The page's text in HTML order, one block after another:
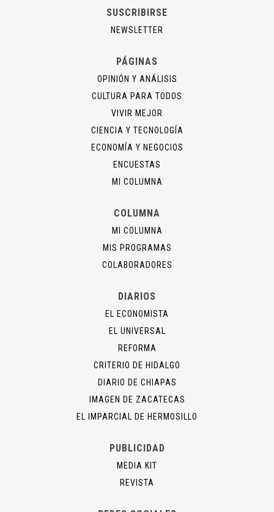
SUSCRIBIRSE
NEWSLETTER
PÁGINAS
OPINIÓN Y ANÁLISIS
CULTURA PARA TODOS
VIVIR MEJOR
CIENCIA Y TECNOLOGÍA
ECONOMÍA Y NEGOCIOS
ENCUESTAS
MI COLUMNA
COLUMNA
MI COLUMNA
MIS PROGRAMAS
COLABORADORES
DIARIOS
EL ECONOMISTA
EL UNIVERSAL
REFORMA
CRITERIO DE HIDALGO
DIARIO DE CHIAPAS
IMAGEN DE ZACATECAS
EL IMPARCIAL DE HERMOSILLO
PUBLICIDAD
MEDIA KIT
REVISTA